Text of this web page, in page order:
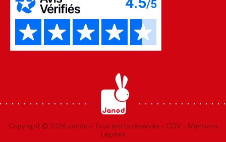
Copyright © 2026 Janod - Tous droits réservés - CGV- Mentions
Légales